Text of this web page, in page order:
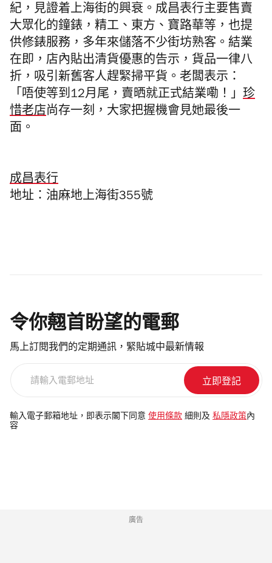
紀，見證着上海街的興衰。成昌表行主要售賣
大眾化的鐘錶，精工、東方、寶路華等，也提
供修錶服務，多年來儲落不少街坊熟客。結業
在即，店內貼出清貨優惠的告示，貨品一律八
折，吸引新舊客人趕緊掃平貨。老闆表示：
「唔使等到12月尾，賣晒就正式結業嘞！」 珍
惜老店尚存一刻，大家把握機會見她最後一
面。
成昌表行
地址： 油麻地上海街355號
令你翹首盼望的電郵
馬上訂閱我們的定期通訊，緊貼城中最新情報
電
郵
輸入電子郵箱地址，即表示閣下同意 使用條款 細則及 私隱政策 內
容
廣告